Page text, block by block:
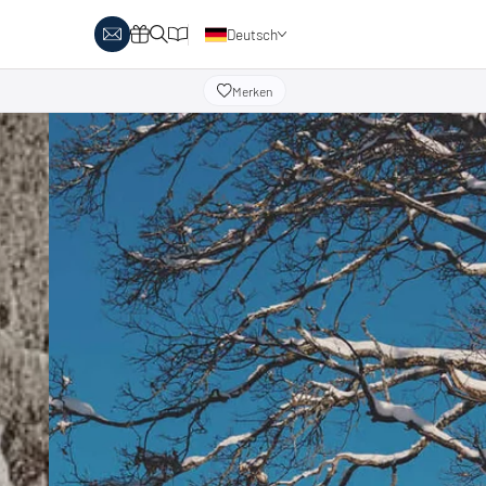
Italien
Biathlon
& Wellness
& Familie
in Österreich
in Italien
Skitouren
Österreich
Italien
Skitouren auf Pisten
Urlaubsgutscheine
Katalog
Events
Deutsch
Englisch
Merken